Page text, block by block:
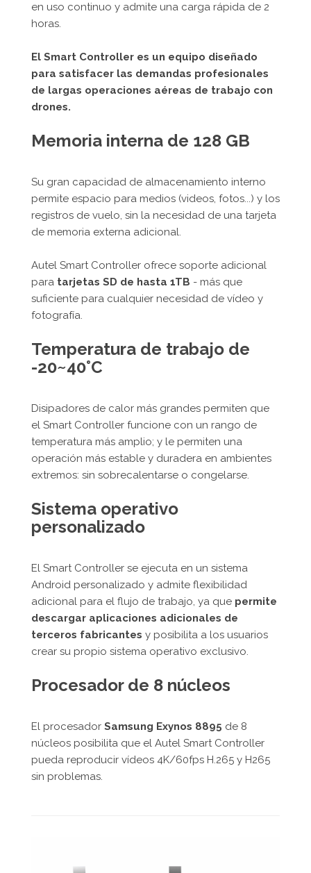
en uso continuo y admite una carga rápida de 2
horas.
El Smart Controller es un equipo diseñado
para satisfacer las demandas profesionales
de largas operaciones aéreas de trabajo con
drones.
Memoria interna de 128 GB
Su gran capacidad de almacenamiento interno
permite espacio para medios (videos, fotos...) y los
registros de vuelo, sin la necesidad de una tarjeta
de memoria externa adicional.
Autel Smart Controller ofrece soporte adicional
para tarjetas SD de hasta 1TB - más que
suficiente para cualquier necesidad de vídeo y
fotografía.
Temperatura de trabajo de
-20~40°C
Disipadores de calor más grandes permiten que
el Smart Controller funcione con un rango de
temperatura más amplio; y le permiten una
operación más estable y duradera en ambientes
extremos: sin sobrecalentarse o congelarse.
Sistema operativo
personalizado
El Smart Controller se ejecuta en un sistema
Android personalizado y admite flexibilidad
adicional para el flujo de trabajo, ya que permite
descargar aplicaciones adicionales de
terceros fabricantes y posibilita a los usuarios
crear su propio sistema operativo exclusivo.
Procesador de 8 núcleos
El procesador Samsung Exynos 8895 de 8
núcleos posibilita que el Autel Smart Controller
pueda reproducir vídeos 4K/60fps H.265 y H265
sin problemas.